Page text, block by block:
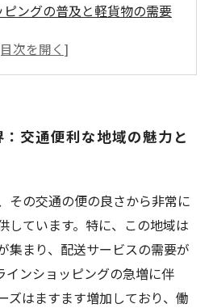
ングの普及と軽貨物の需要
力：足立区の軽貨物業界の特
法則：働く場所としての可
物業界の現状を探る
界の未来とキャリアの築き
交通便利な地域の魅力と
その交通の便の良さから非常に
しています。特に、この地域は
集まり、配送サービスの需要が
インショッピングの急増に伴
ズはますます増加しており、働